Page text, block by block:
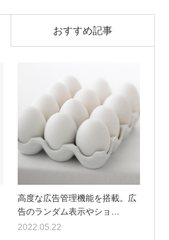
おすすめ記事
高度な広告管理機能を搭載。広
告のランダム表示やショ…
2022.05.22